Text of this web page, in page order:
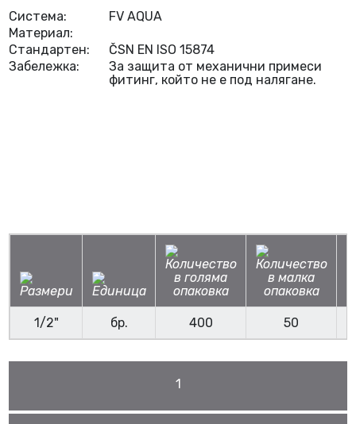
Система:
FV AQUA
Материал:
Стандартен:
ČSN EN ISO 15874
Забележка:
За защита от механични примеси
фитинг, който не е под налягане.
1/2" бр. 400 50
1